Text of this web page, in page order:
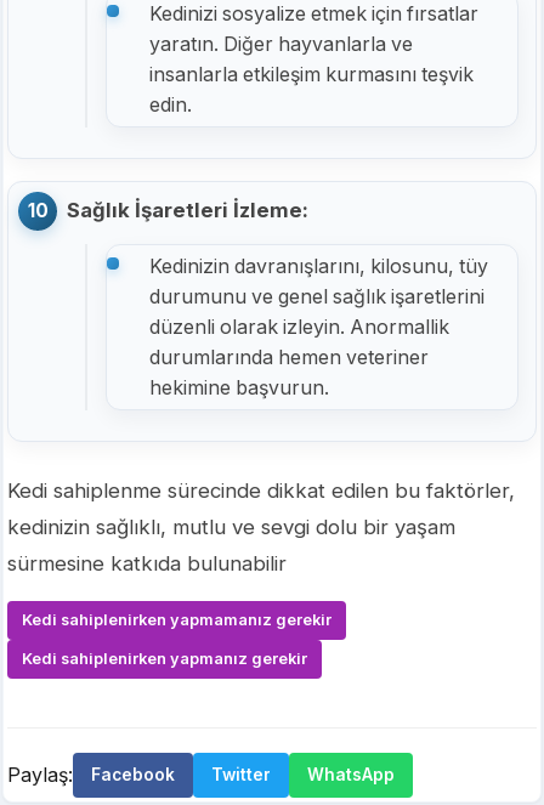
Kedinizi sosyalize etmek için fırsatlar
yaratın. Diğer hayvanlarla ve
insanlarla etkileşim kurmasını teşvik
edin.
Sağlık İşaretleri İzleme:
Kedinizin davranışlarını, kilosunu, tüy
durumunu ve genel sağlık işaretlerini
düzenli olarak izleyin. Anormallik
durumlarında hemen veteriner
hekimine başvurun.
Kedi sahiplenme sürecinde dikkat edilen bu faktörler,
kedinizin sağlıklı, mutlu ve sevgi dolu bir yaşam
sürmesine katkıda bulunabilir
Kedi sahiplenirken yapmamanız gerekir
Kedi sahiplenirken yapmanız gerekir
Paylaş: Facebook Twitter WhatsApp